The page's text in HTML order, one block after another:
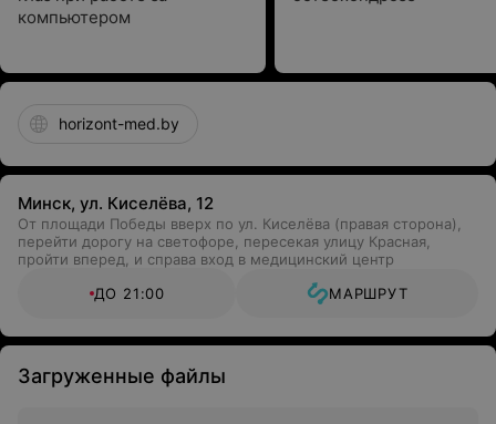
компьютером
horizont-med.by
Минск, ул. Киселёва, 12
От площади Победы вверх по ул. Киселёва (правая сторона),
перейти дорогу на светофоре, пересекая улицу Красная,
пройти вперед, и справа вход в медицинский центр
ДО 21:00
МАРШРУТ
Загруженные файлы